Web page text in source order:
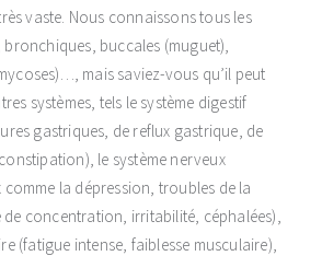
vaste. Nous connaissons tous les
bronchiques, buccales (muguet),
mais saviez-vous qu’il peut
systèmes, tels le système digestif
gastriques, de reflux gastrique, de
le système nerveux
la dépression, troubles de la
de concentration, irritabilité, céphalées),
(fatigue intense, faiblesse musculaire),